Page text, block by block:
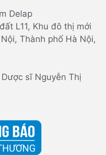
Delap
L11, Khu đô thị mới
Thành phố Hà Nội,
sĩ Nguyễn Thị